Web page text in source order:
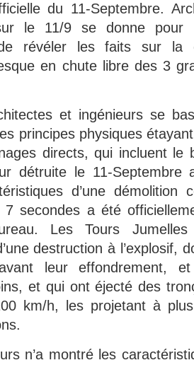
du 11-Septembre.
le 11/9 se donne pour
révéler les faits sur la
en chute libre des 3
et ingénieurs se
principes physiques
directs, qui incluent le
détruite le 11-Septembre
d’une démolition
secondes a été
Les Tours
destruction à l’explosif,
leur effondrement,
et qui ont éjecté des
km/h, les projetant à
n’a montré les